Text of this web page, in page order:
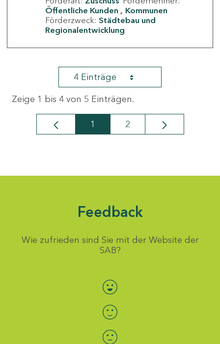
Öffentliche Kunden
Kommunen
Förderzweck: Städtebau und
Regionalentwicklung
4 Einträge
Zeige 1 bis 4 von 5 Einträgen.
Seite
1 Seite
2
Feedback
Wie zufrieden sind Sie mit der Website der
SAB?
Bewertung auswählen